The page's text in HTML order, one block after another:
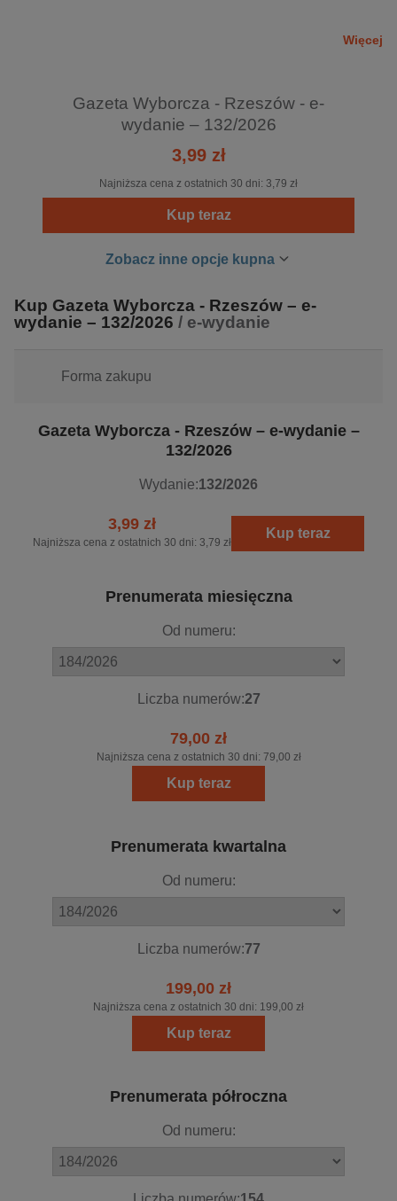
zespół składający się z 900 osób, w tym 570 dziennikarzy i
"Gazeta" cieszy się uznaniem w kraju i za granicą, a jej
dziennikarze i fotoreporterzy otrzymują prestiżowe nagrody
na polskich i światowych konkursach.
Więcej
Gazeta Wyborcza - Rzeszów - e-
wydanie – 132/2026
3,99 zł
Najniższa cena z ostatnich 30 dni: 3,79 zł
Kup teraz
Zobacz inne opcje kupna
Kup Gazeta Wyborcza - Rzeszów – e-
wydanie – 132/2026 / e-wydanie
Forma zakupu
Gazeta Wyborcza - Rzeszów – e-wydanie –
132/2026
Wydanie:132/2026
3,99 zł
Najniższa cena z ostatnich 30 dni: 3,79 zł
Kup teraz
Prenumerata miesięczna
Od numeru:
Liczba numerów:27
79,00 zł
Najniższa cena z ostatnich 30 dni: 79,00 zł
Kup teraz
Prenumerata kwartalna
Od numeru:
Liczba numerów:77
199,00 zł
Najniższa cena z ostatnich 30 dni: 199,00 zł
Kup teraz
Prenumerata półroczna
Od numeru: